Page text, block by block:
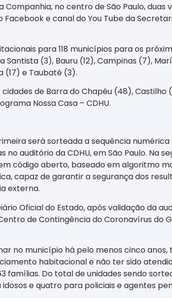
no centro de São Paulo, duas
e canal do You Tube da
para 118 municípios para os
(3), Bauru (12), Campinas (7),
(17) e Taubaté (3).
de Barra do Chapéu (48), Castilho
Nossa Casa – CDHU.
será sorteada a sequência
auditório da CDHU, em São Paulo. Na
código aberto, baseado em algoritmo
capaz de garantir a segurança dos
externa.
Oficial do Estado, após validação da
de Contingência do Coronavírus do
no município há pelo menos cinco
habitacional e não ter sido
famílias. Do total de unidades sendo
e quatro para policiais e agentes